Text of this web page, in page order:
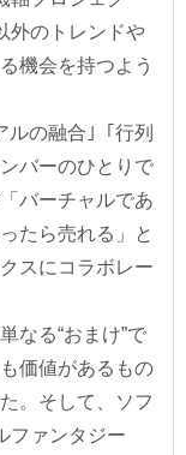
外のトレンドや
機会を持つよう
の融合｣「行列
バーのひとりで
バーチャルであ
たら売れる」と
スにコラボレー
なる“おまけ”で
価値があるもの
。そして、ソフ
ファンタジー